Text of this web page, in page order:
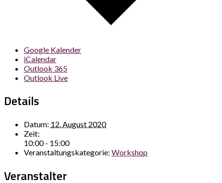
Google Kalender
iCalendar
Outlook 365
Outlook Live
Details
Datum: 12. August 2020
Zeit:
10:00 - 15:00
Veranstaltungskategorie: Workshop
Veranstalter